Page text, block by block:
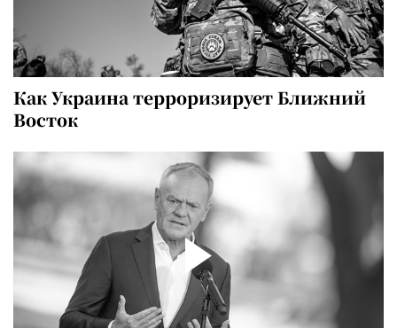
Как Украина терроризирует Ближний
Восток